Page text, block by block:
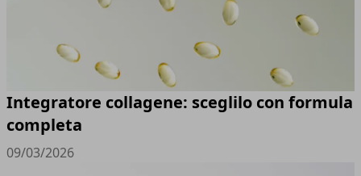
Integratore collagene: sceglilo con formula
completa
09/03/2026